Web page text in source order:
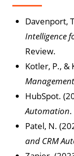
Davenport,
Intelligence
Review.
Kotler, P., &
Management
HubSpot.
Automation
Patel, N.
and CRM